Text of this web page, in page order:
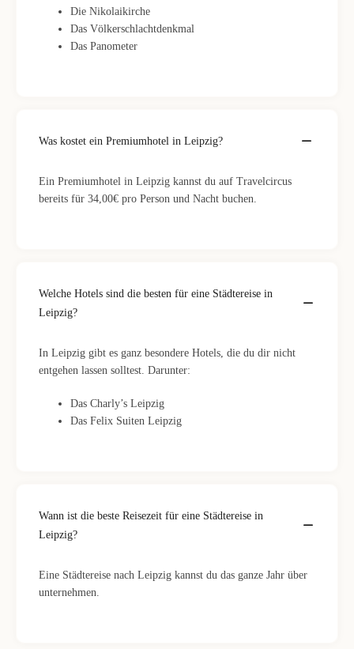
Die Nikolaikirche
Das Völkerschlachtdenkmal
Das Panometer
Was kostet ein Premiumhotel in Leipzig?
Ein Premiumhotel in Leipzig kannst du auf Travelcircus
bereits für 34,00€ pro Person und Nacht buchen.
Welche Hotels sind die besten für eine Städtereise in
Leipzig?
In Leipzig gibt es ganz besondere Hotels, die du dir nicht
entgehen lassen solltest. Darunter:
Das Charly’s Leipzig
Das Felix Suiten Leipzig
Wann ist die beste Reisezeit für eine Städtereise in
Leipzig?
Eine Städtereise nach Leipzig kannst du das ganze Jahr über
unternehmen.